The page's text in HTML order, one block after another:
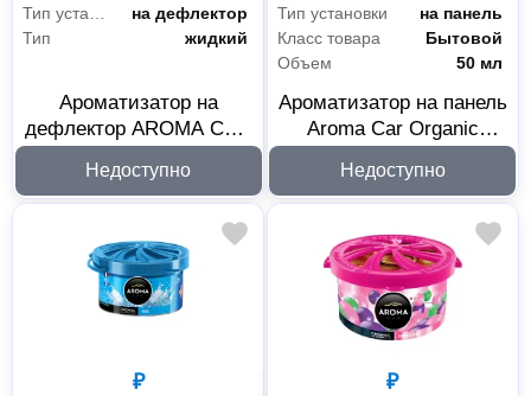
Тип установки
на дефлектор
Тип
жидкий
Ароматизатор на
дефлектор AROMA CAR
Недоступно
Тип установки
на панель
Класс товара
Бытовой
Объем
50 мл
Ароматизатор на панель
Aroma Car Organic
Недоступно
₽ ₽